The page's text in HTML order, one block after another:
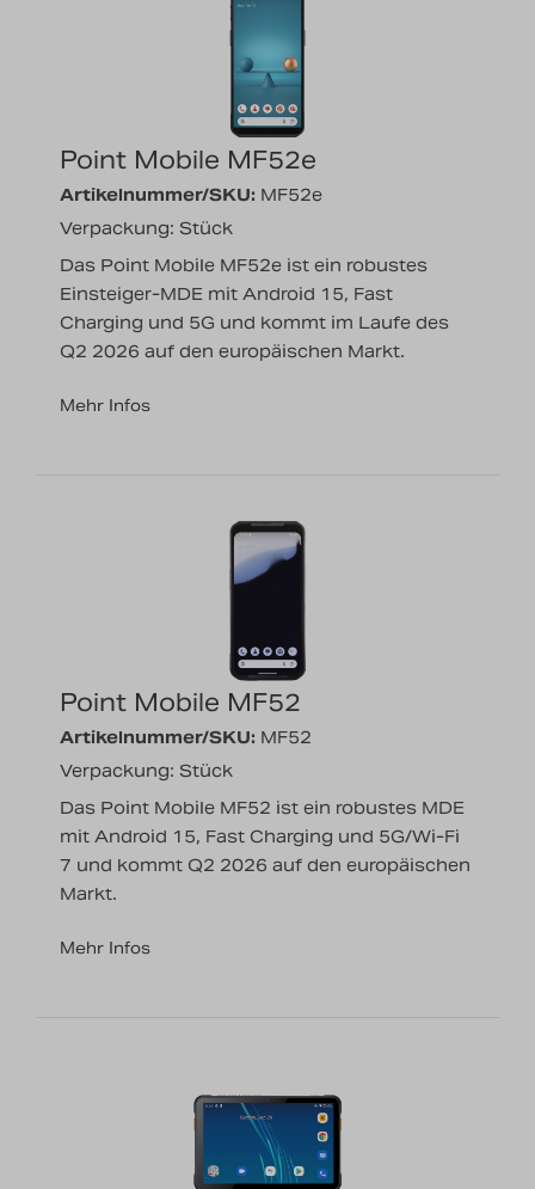
Point Mobile MF52e
Artikelnummer/SKU: MF52e
Verpackung: Stück
Das Point Mobile MF52e ist ein robustes
Einsteiger-MDE mit Android 15, Fast
Charging und 5G und kommt im Laufe des
Q2 2026 auf den europäischen Markt.
Mehr Infos
Point Mobile MF52
Artikelnummer/SKU: MF52
Verpackung: Stück
Das Point Mobile MF52 ist ein robustes MDE
mit Android 15, Fast Charging und 5G/Wi-Fi
7 und kommt Q2 2026 auf den europäischen
Markt.
Mehr Infos